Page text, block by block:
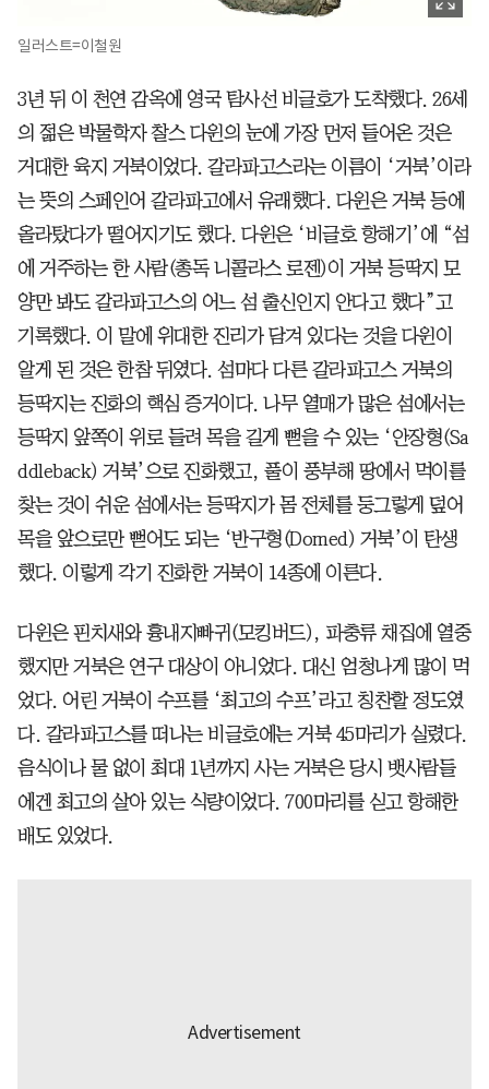
일러스트=이철원
3년 뒤 이 천연 감옥에 영국 탐사선 비글호가 도착했다. 26세
의 젊은 박물학자 찰스 다윈의 눈에 가장 먼저 들어온 것은
거대한 육지 거북이었다. 갈라파고스라는 이름이 ‘거북’이라
는 뜻의 스페인어 갈라파고에서 유래했다. 다윈은 거북 등에
올라탔다가 떨어지기도 했다. 다윈은 ‘비글호 항해기’에 “섬
에 거주하는 한 사람(총독 니콜라스 로젠)이 거북 등딱지 모
양만 봐도 갈라파고스의 어느 섬 출신인지 안다고 했다”고
기록했다. 이 말에 위대한 진리가 담겨 있다는 것을 다윈이
알게 된 것은 한참 뒤였다. 섬마다 다른 갈라파고스 거북의
등딱지는 진화의 핵심 증거이다. 나무 열매가 많은 섬에서는
등딱지 앞쪽이 위로 들려 목을 길게 뻗을 수 있는 ‘안장형(Sa
ddleback) 거북’으로 진화했고, 풀이 풍부해 땅에서 먹이를
찾는 것이 쉬운 섬에서는 등딱지가 몸 전체를 둥그렇게 덮어
목을 앞으로만 뻗어도 되는 ‘반구형(Domed) 거북’이 탄생
했다. 이렇게 각기 진화한 거북이 14종에 이른다.
다윈은 핀치새와 흉내지빠귀(모킹버드), 파충류 채집에 열중
했지만 거북은 연구 대상이 아니었다. 대신 엄청나게 많이 먹
었다. 어린 거북이 수프를 ‘최고의 수프’라고 칭찬할 정도였
다. 갈라파고스를 떠나는 비글호에는 거북 45마리가 실렸다.
음식이나 물 없이 최대 1년까지 사는 거북은 당시 뱃사람들
에겐 최고의 살아 있는 식량이었다. 700마리를 싣고 항해한
배도 있었다.